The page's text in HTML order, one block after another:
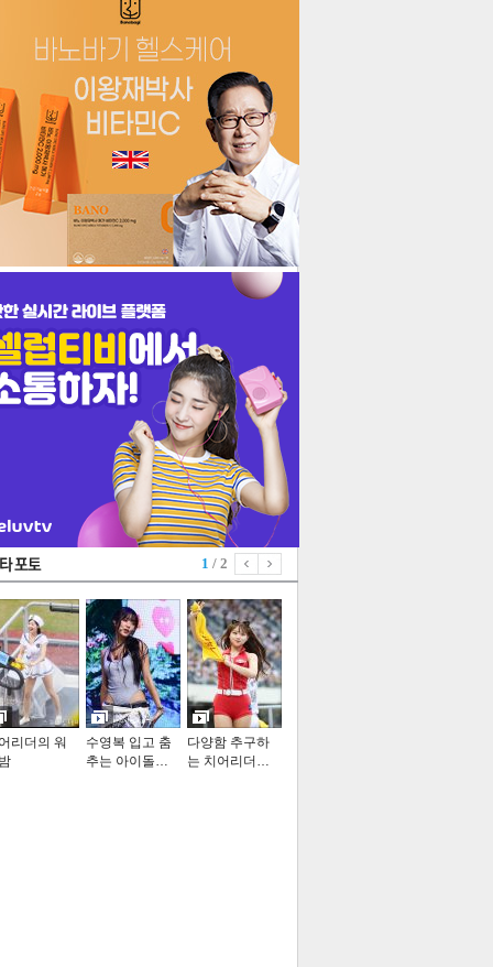
더보기
포토
1 / 2
리더의 워
수영복 입고 춤
추는 아이돌…
다양함 추구하
는 치어리더…